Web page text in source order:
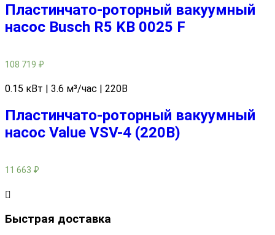
Пластинчато-роторный вакуумный
насос Busch R5 KB 0025 F
108 719 ₽
0.15 кВт | 3.6 м³/час | 220В
Пластинчато-роторный вакуумный
насос Value VSV-4 (220В)
11 663 ₽
Быстрая доставка